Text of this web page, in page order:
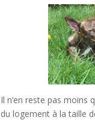
Il n’en reste pas moins
du logement à la taille